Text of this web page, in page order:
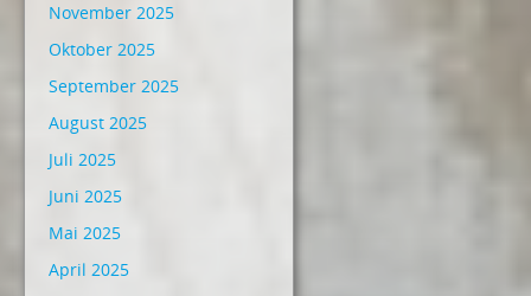
November 2025
Oktober 2025
September 2025
August 2025
Juli 2025
Juni 2025
Mai 2025
April 2025